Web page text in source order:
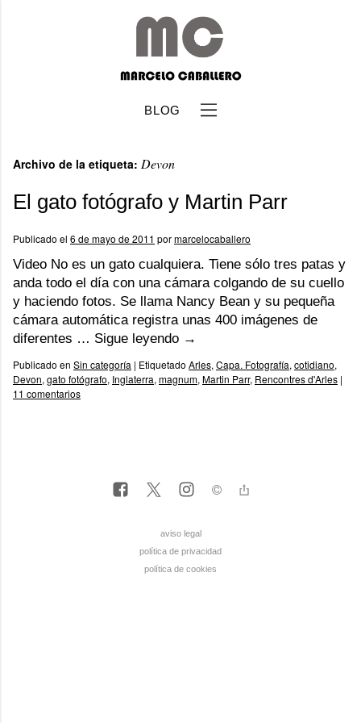
BLOG
Archivo de la etiqueta: Devon
El gato fotógrafo y Martin Parr
Publicado el 6 de mayo de 2011 pormarcelocaballero
Video No es un gato cualquiera. Tiene sólo tres patas y
anda todo el día con una cámara colgando de su cuello
y haciendo fotos. Se llama Nancy Bean y su pequeña
cámara automática registra unas 400 imágenes de
diferentes … Sigue leyendo →
Publicado en Sin categoría | Etiquetado Arles, Capa. Fotografía, cotidiano,
Devon, gato fotógrafo, Inglaterra, magnum, Martin Parr, Rencontres d'Arles |
11 comentarios
aviso legal
política de privacidad
política de cookies